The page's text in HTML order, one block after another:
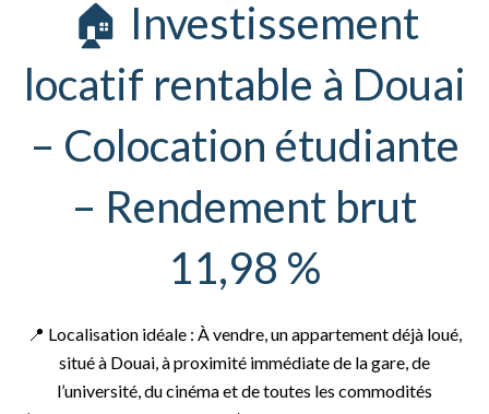
🏠 Investissement
locatif rentable à Douai
– Colocation étudiante
– Rendement brut
11,98 %
📍 Localisation idéale : À vendre, un appartement déjà loué,
situé à Douai, à proximité immédiate de la gare, de
l’université, du cinéma et de toutes les commodités